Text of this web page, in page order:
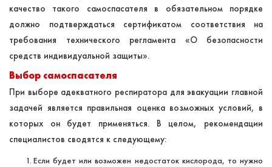
качество такого самоспасателя в обязательном порядке
должно подтверждаться сертификатом соответствия на
требования технического регламента «О безопасности
средств индивидуальной защиты».
Выбор самоспасателя
При выборе адекватного респиратора для эвакуации главной
задачей является правильная оценка возможных условий, в
которых он будет применяться. В целом, рекомендации
специалистов сводятся к следующему:
Если будет или возможен недостаток кислорода, то нужно